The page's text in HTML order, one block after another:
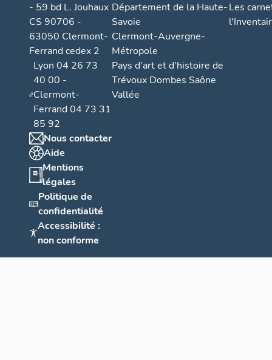
- 59 bd L. Jouhaux
CS 90706 -
63050 Clermont-
Ferrand cedex 2
Lyon 04 26 73
40 00 -
Clermont-
Ferrand 04 73 31
85 92
Nous contacter
Aide
Mentions
légales
Politique de
confidentialité
Accessibilité :
non conforme
Département de la Haute-
Savoie
Clermont-Auvergne-
Métropole
Pays d’art et d’histoire de
Trévoux Dombes Saône
Vallée
Les